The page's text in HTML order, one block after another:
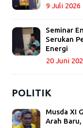
9 Juli 2026
Seminar
Serukan
Energi
20 Juni
POLITIK
Musda XI
Arah